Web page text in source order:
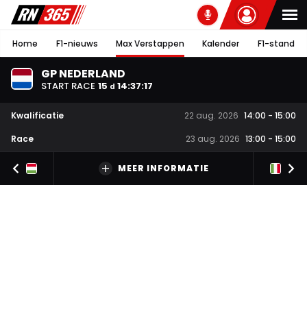
Home F1-nieuws Max Verstappen Kalender F1-stand
GP NEDERLAND
START RACE 15 d 14:37:16
Kwalificatie 22 aug. 2026 14:00 - 15:00
Race
23 aug. 2026 13:00 - 15:00
MEER INFORMATIE